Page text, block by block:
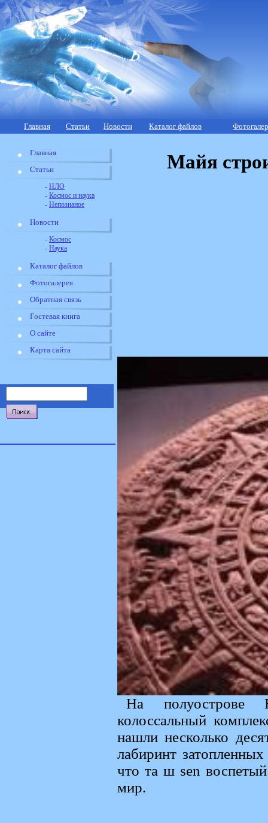
Главная Статьи Новости Каталог файлов
Главная
Статьи
- НЛО
- Космос и наука
- Непознаное
Новости
- Космос
- Наука
Каталог файлов
Фотогалерея
Обратная связь
Гостевая книга
О сайте
Карта сайта
Майя
На полуострове
колоссальный
нашли несколько
лабиринт
что та ш sen
мир.